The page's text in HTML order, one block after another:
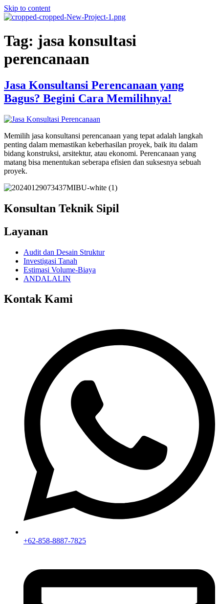
Skip to content
Tag: jasa konsultasi
perencanaan
Jasa Konsultansi Perencanaan yang
Bagus? Begini Cara Memilihnya!
Memilih jasa konsultansi perencanaan yang tepat adalah langkah
penting dalam memastikan keberhasilan proyek, baik itu dalam
bidang konstruksi, arsitektur, atau ekonomi. Perencanaan yang
matang bisa menentukan seberapa efisien dan suksesnya sebuah
proyek.
Konsultan Teknik Sipil
Layanan
Audit dan Desain Struktur
Investigasi Tanah
Estimasi Volume-Biaya
ANDALALIN
Kontak Kami
+62-858-8887-7825